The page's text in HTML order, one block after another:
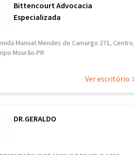
Bittencourt Advocacia
Especializada
Manoel Mendes de Camargo 271,
Mourão-PR
Ver escritório
DR.GERALDO